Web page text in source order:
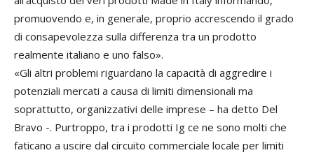
promuovendo e, in generale, proprio accrescendo il grado
di consapevolezza sulla differenza tra un prodotto
realmente italiano e uno falso».
«Gli altri problemi riguardano la capacità di aggredire i
potenziali mercati a causa di limiti dimensionali ma
soprattutto, organizzativi delle imprese – ha detto Del
Bravo -. Purtroppo, tra i prodotti Ig ce ne sono molti che
faticano a uscire dal circuito commerciale locale per limiti